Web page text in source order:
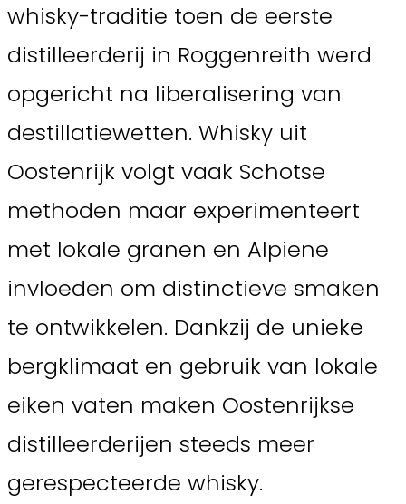
whisky-traditie toen de eerste
distilleerderij in Roggenreith werd
opgericht na liberalisering van
destillatiewetten. Whisky uit
Oostenrijk volgt vaak Schotse
methoden maar experimenteert
met lokale granen en Alpiene
invloeden om distinctieve smaken
te ontwikkelen. Dankzij de unieke
bergklimaat en gebruik van lokale
eiken vaten maken Oostenrijkse
distilleerderijen steeds meer
gerespecteerde whisky.